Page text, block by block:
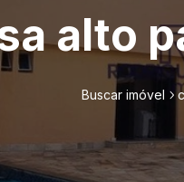
alto
Buscar imóvel